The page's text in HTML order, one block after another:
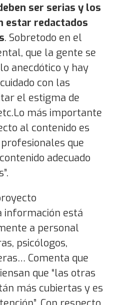
ser serias y los
estar redactados
. Sobretodo en el
que la gente se
anecdótico y hay
con las
el estigma de
más importante
al contenido es
que
adecuado
información está
a personal
psicólogos,
Comenta que
que “las otras
más cubiertas y es